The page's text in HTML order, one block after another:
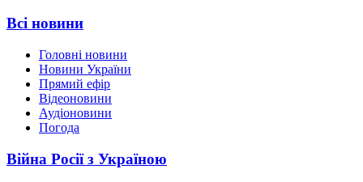
Всі новини
Головні новини
Новини України
Прямий ефір
Відеоновини
Аудіоновини
Погода
Війна Росії з Україною